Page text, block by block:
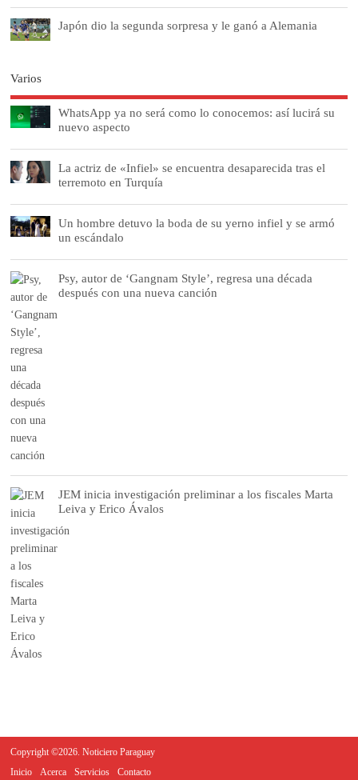
Japón dio la segunda sorpresa y le ganó a Alemania
Varios
WhatsApp ya no será como lo conocemos: así lucirá su
nuevo aspecto
La actriz de «Infiel» se encuentra desaparecida tras el
terremoto en Turquía
Un hombre detuvo la boda de su yerno infiel y se armó
un escándalo
Psy, autor de ‘Gangnam Style’, regresa una década
después con una nueva canción
JEM inicia investigación preliminar a los fiscales Marta
Leiva y Erico Ávalos
Copyright ©2026. Noticiero Paraguay
Inicio
Acerca Servicios Contacto